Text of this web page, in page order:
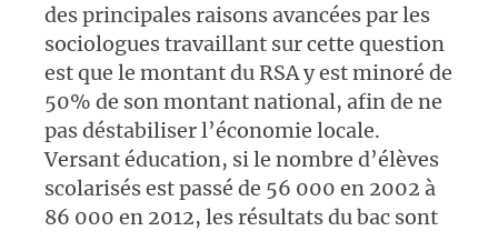
des principales raisons avancées par les
sociologues travaillant sur cette question
est que le montant du RSA y est minoré de
50% de son montant national, afin de ne
pas déstabiliser l’économie locale.
Versant éducation, si le nombre d’élèves
scolarisés est passé de 56 000 en 2002 à
86 000 en 2012, les résultats du bac sont